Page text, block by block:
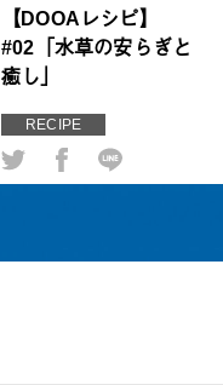
【DOOAレシピ】
#02「水草の安らぎと
癒し」
RECIPE